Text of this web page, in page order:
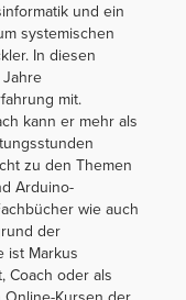
und ein
systemischen
In diesen
mit.
kann er mehr als
zu den Themen
Arduino-
wie auch
der
ist Markus
Coach oder als